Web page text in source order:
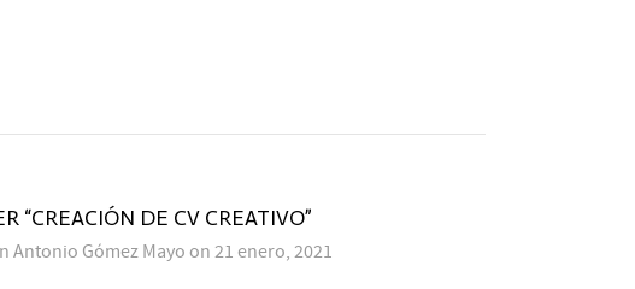
“CREACIÓN DE CV CREATIVO”
Antonio Gómez Mayo on 21 enero, 2021